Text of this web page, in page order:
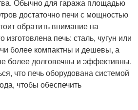
Обычно для гаража площадью
достаточно печи с мощностью
обратить внимание на
изготовлена печь: сталь, чугун или
более компактны и дешевы, а
более долговечны и эффективны.
что печь оборудована системой
чтобы обеспечить